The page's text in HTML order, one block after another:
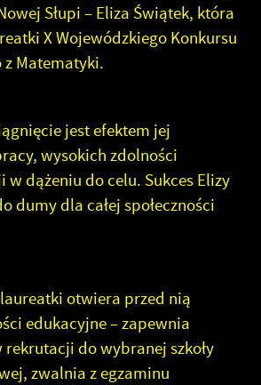
Słupi – Eliza Świątek, która
X Wojewódzkiego Konkursu
Matematyki.
jest efektem jej
wysokich zdolności
dążeniu do celu. Sukces Elizy
dumy dla całej społeczności
otwiera przed nią
edukacyjne – zapewnia
do wybranej szkoły
zwalnia z egzaminu